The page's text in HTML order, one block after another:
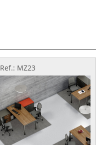
Ref.: MZ23